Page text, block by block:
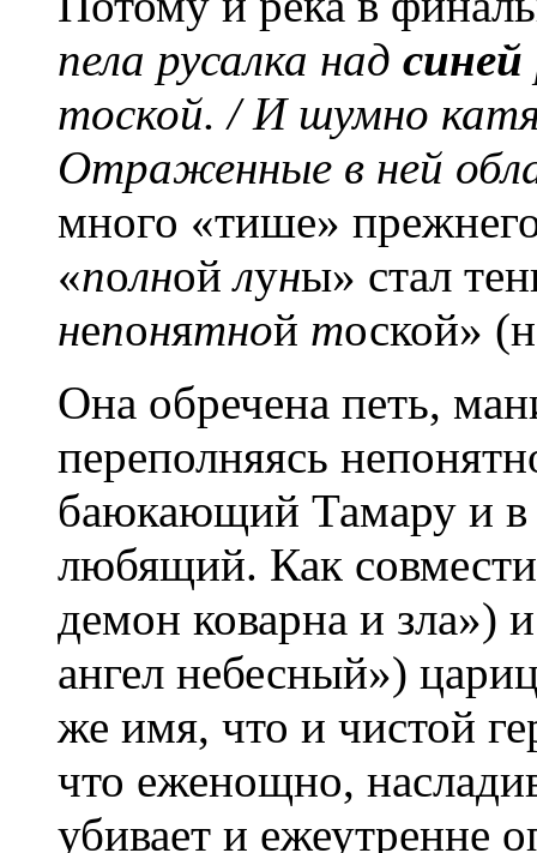
пела русалка над синей
тоской. / И шумно
Отраженные в ней
много «тише»
«полнойлуны» стал
непонятной тоской»
Она обречена петь,
переполняясь
баюкающий Тамару и в
любящий. Как
демон коварна и зла»)
ангел небесный»)
же имя, что и чистой
что еженощно,
убивает и ежеутренне